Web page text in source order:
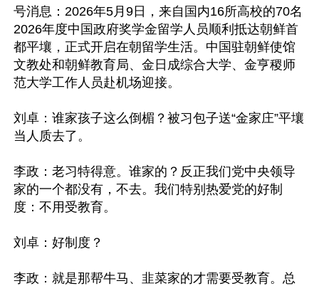
号消息：2026年5月9日，来自国内16所高校的70名
2026年度中国政府奖学金留学人员顺利抵达朝鲜首
都平壤，正式开启在朝留学生活。中国驻朝鲜使馆
文教处和朝鲜教育局、金日成综合大学、金亨稷师
范大学工作人员赴机场迎接。
刘卓：谁家孩子这么倒楣？被习包子送“金家庄”平壤
当人质去了。
李政：老习特得意。谁家的？反正我们党中央领导
家的一个都没有，不去。我们特别热爱党的好制
度：不用受教育。
刘卓：好制度？
李政：就是那帮牛马、韭菜家的才需要受教育。总